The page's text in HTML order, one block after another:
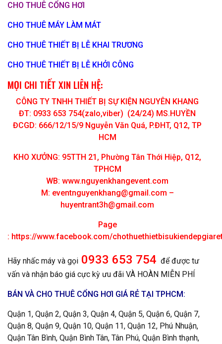
CHO THUÊ CỔNG HƠI
CHO THUÊ MÁY LÀM MÁT
CHO THUÊ THIẾT BỊ LỄ KHAI TRƯƠNG
CHO THUÊ THIẾT BỊ LỄ KHỞI CÔNG
MỌI CHI TIẾT XIN LIÊN HỆ:
CÔNG TY TNHH THIẾT BỊ SỰ KIỆN NGUYÊN KHANG
ĐT: 0933 653 754(zalo,viber) (24/24) MS.HUYỀN
ĐCGD: 666/12/15/9 Nguyễn Văn Quá, P.ĐHT, Q12, TP
HCM
KHO XƯỞNG: 95TTH 21, Phường Tân Thới Hiệp, Q12,
TPHCM
WB: www.nguyenkhangevent.com
M: eventnguyenkhang@gmail.com –
huyentrant3h@gmail.com
Page
: https://www.facebook.com/
Hãy nhấc máy và gọi 0933 653 754 để được tư
vấn và nhận báo giá cực kỳ ưu đãi VÀ HOÀN MIỄN PHÍ
BÁN VÀ CHO THUÊ CỔNG HƠI GIÁ RẺ TẠI TPHCM:
Quận 1, Quận 2, Quận 3, Quận 4, Quận 5, Quận 6, Quận 7,
Quận 8, Quận 9, Quận 10, Quận 11, Quận 12, Phú Nhuận,
Quận Tân Bình, Quận Bình Tân, Tân Phú, Quận Bình thạnh,